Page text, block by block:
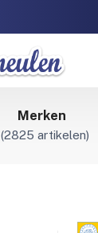
Merken
(2825 artikelen)